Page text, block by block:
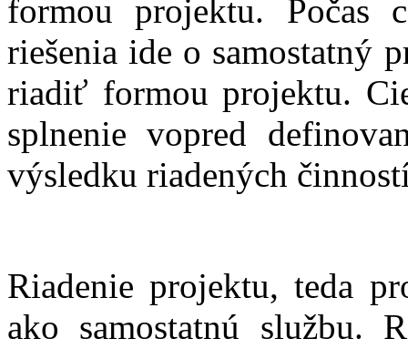
formou projektu. Počas
riešenia ide o samostatný
riadiť formou projektu.
splnenie vopred
výsledku riadených
Riadenie projektu, teda
ako samostatnú službu.